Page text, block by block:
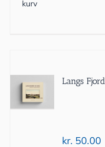
kurv
Langs
kr. 50.00